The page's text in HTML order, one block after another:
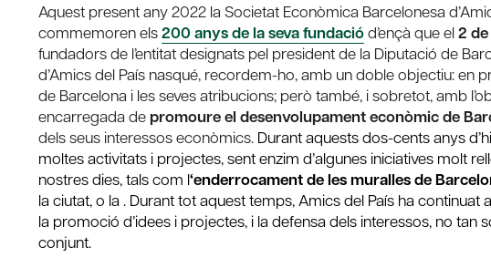
Aquest present any 2022 la Societat Econòmica Barcelonesa
commemoren els200 anys de la seva fundaciód’ençà que el2
fundadors de l’entitat designats pel president de la Diputació de
d’Amics del País nasqué, recordem-ho, amb un doble objectiu: en
de Barcelona i les seves atribucions; però també, i sobretot, amb
encarregada de promoure el desenvolupament econòmic de
dels seus interessos econòmics. Durant aquests dos-cents anys
moltes activitats i projectes, sent enzim d’algunes iniciatives molt
nostres dies, tals com l‘enderrocament de les muralles de
la ciutat, o la . Durant tot aquest temps, Amics del País ha
la promoció d’idees i projectes, i la defensa dels interessos, no tan
conjunt.